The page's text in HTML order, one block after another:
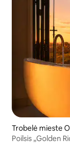
Trobelė mieste
Poilsis „Golden